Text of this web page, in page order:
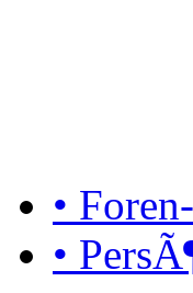
•
•